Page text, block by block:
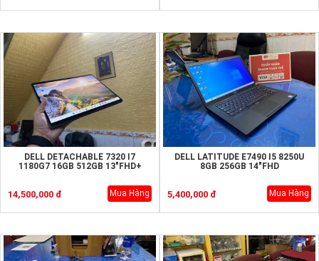
DELL DETACHABLE 7320 I7
1180G7 16GB 512GB 13"FHD+
14,500,000 đ Mua Hàng
DELL LATITUDE E7490 I5 8250U
8GB 256GB 14"FHD
5,400,000 đ Mua Hàng